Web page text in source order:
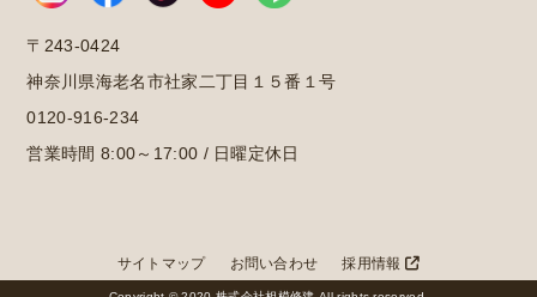
〒243-0424
神奈川県海老名市社家二丁目１５番１号
0120-916-234
営業時間 8:00～17:00 / 日曜定休日
サイトマップ お問い合わせ 採用情報